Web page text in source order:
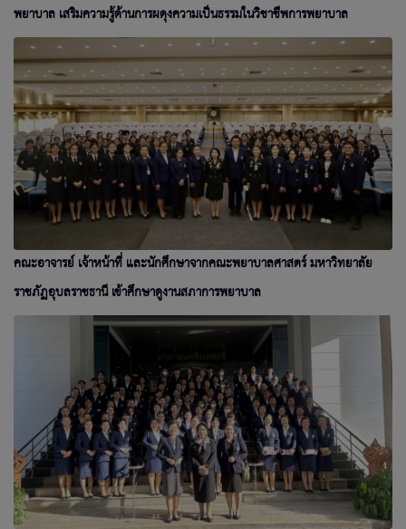
พยาบาล เสริมความรู้ด้านการผดุงความเป็นธรรมในวิชาชีพการพยาบาล
คณะอาจารย์ เจ้าหน้าที่ และนักศึกษาจากคณะพยาบาลศาสตร์ มหาวิทยาลัย
ราชภัฏอุบลราชธานี เข้าศึกษาดูงานสภาการพยาบาล